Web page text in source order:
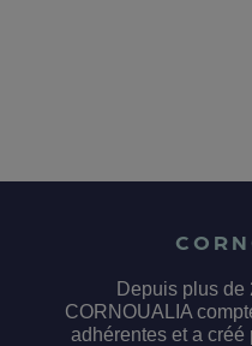
Depuis plus de
CORNOUALIA
adhérentes et a